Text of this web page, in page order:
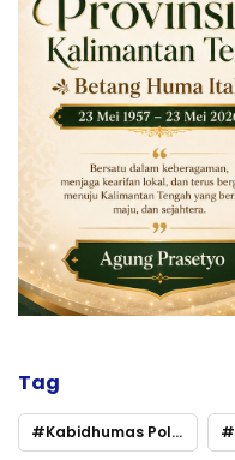
Tag
Kabidhumas Polda Kalteng Gelar Silaturahmi Sekaligus Buka Bersama Insan Pers